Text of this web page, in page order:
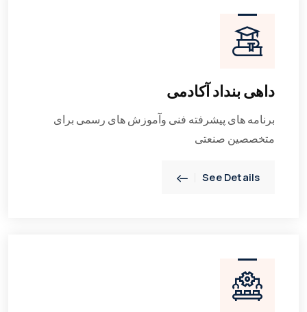
داهی بنداد آکادمی
برنامه های پیشرفته فنی وآموزش های رسمی برای
متخصصین صنعتی
See Details